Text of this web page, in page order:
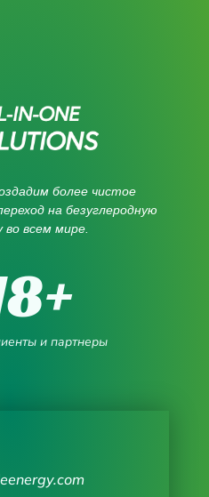
более чистое
на безуглеродную
во всем мире.
и партнеры
+